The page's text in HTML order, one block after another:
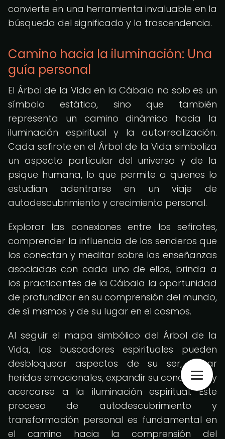
convierte en una herramienta invaluable en la
búsqueda del significado y la trascendencia.
Camino hacia la iluminación: Una
guía personal
El Árbol de la Vida en la Cábala no solo es un
símbolo estático, sino que también
representa un camino dinámico hacia la
iluminación espiritual y la autorrealización.
Cada sefirote en el Árbol de la Vida simboliza
un aspecto particular del universo y de la
psique humana, lo que permite a quienes lo
estudian adentrarse en un viaje de
autodescubrimiento y crecimiento personal.
Explorar las conexiones entre los sefirotes,
comprender la influencia de los senderos que
los conectan y meditar sobre las enseñanzas
asociadas con cada uno de ellos, brinda a
los practicantes de la Cábala la oportunidad
de profundizar en su comprensión del mundo,
de sí mismos y de su lugar en el cosmos.
Al seguir el mapa simbólico del Árbol de la
Vida, los buscadores espirituales pueden
desbloquear aspectos de su ser, sanar
heridas emocionales, expandir su conciencia y
acercarse a la iluminación espiritual. Este
proceso de autodescubrimiento y
transformación personal es fundamental en
el camino hacia la comprensión del